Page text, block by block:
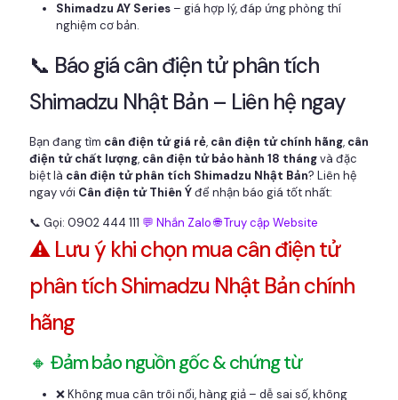
Shimadzu AY Series – giá hợp lý, đáp ứng phòng thí
nghiệm cơ bản.
📞 Báo giá cân điện tử phân tích
Shimadzu Nhật Bản – Liên hệ ngay
Bạn đang tìm cân điện tử giá rẻ, cân điện tử chính hãng, cân
điện tử chất lượng, cân điện tử bảo hành 18 thángvà đặc
biệt là cân điện tử phân tích Shimadzu Nhật Bản? Liên hệ
ngay với Cân điện tử Thiên Ýđể nhận báo giá tốt nhất:
📞 Gọi: 0902 444 111 💬 Nhắn Zalo 🌐 Truy cập Website
⚠️ Lưu ý khi chọn mua cân điện tử
phân tích Shimadzu Nhật Bản chính
hãng
🔸 Đảm bảo nguồn gốc & chứng từ
❌ Không mua cân trôi nổi, hàng giả – dễ sai số, không